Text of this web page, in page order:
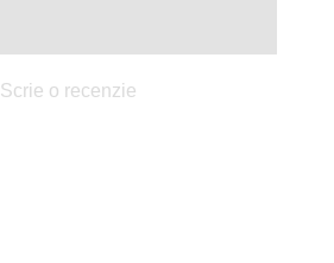
Scrie o recenzie